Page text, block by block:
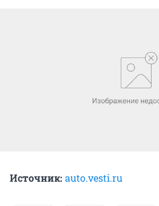
Источник: auto.vesti.ru